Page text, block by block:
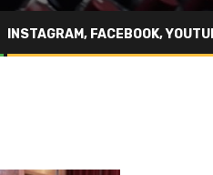
INSTAGRAM, FACEBOOK,